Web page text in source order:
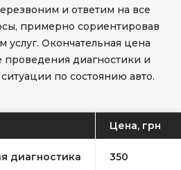
и ответим на все
примерно сориентировав
услуг. Окончательная цена
проведения диагностики и
по состоянию авто.
Цена, грн
диагностика 350